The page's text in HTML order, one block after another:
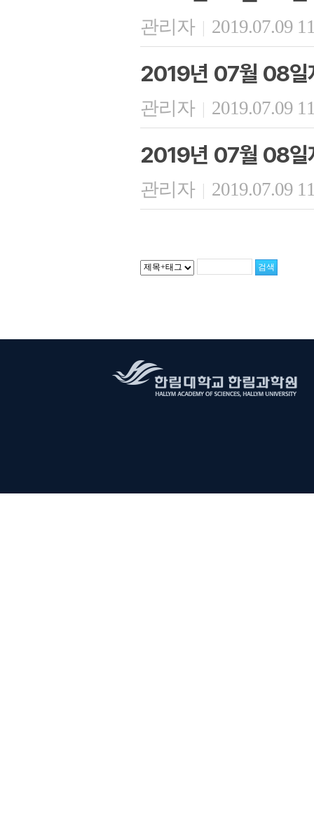
관리자 | 2019.07.09
2019년 07월 08일
관리자 | 2019.07.09
2019년 07월 08일
관리자 | 2019.07.09